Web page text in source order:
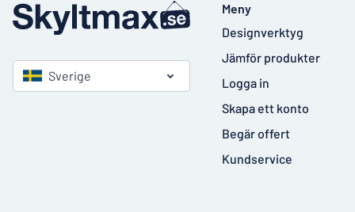
Sverige
Meny
Designverktyg
Jämför produkter
Logga in
Skapa ett konto
Begär offert
Kundservice